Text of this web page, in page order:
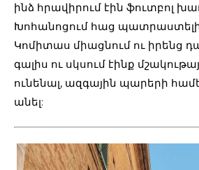
ինձ հրավիրում էին ֆուտբոլ
Խոհանոցում հաց
Կոմիտաս միացնում ու իրենց
գալիս ու սկսում էինք
ունենալ, ազգային պարերի
անել: